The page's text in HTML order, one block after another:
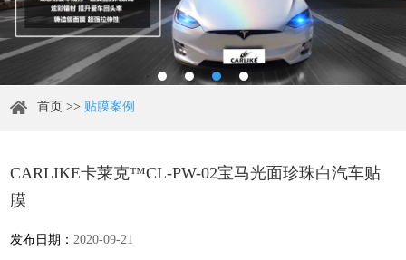
首页 >> 贴膜案例
CARLIKE卡莱克™CL-PW-02宝马光面珍珠白汽车贴
膜
发布日期： 2020-09-21